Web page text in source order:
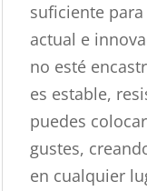
suficiente
actual e
no esté
es estable,
puedes
gustes,
en cualquier